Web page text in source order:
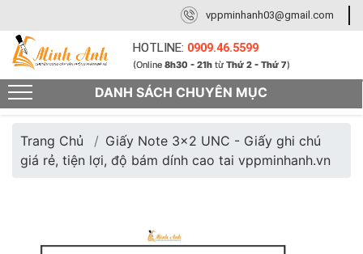
DANH SÁCH CHUYÊN MỤC
vppminhanh03@gmail.com
HOTLINE: 0909.46.5599
(Online8h30 - 21h từThứ 2 - Thứ 7)
Trang Chủ
Giấy Note 3x2 UNC - Giấy ghi chú
giá rẻ, tiện lợi, độ bám dính cao tai vppminhanh.vn